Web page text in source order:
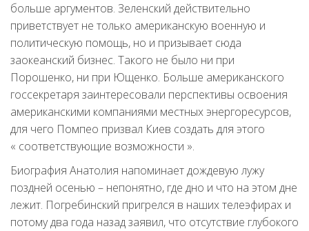
больше аргументов. Зеленский действительно
приветствует не только американскую военную и
политическую помощь, но и призывает сюда
заокеанский бизнес. Такого не было ни при
Порошенко, ни при Ющенко. Больше американского
госсекретаря заинтересовали перспективы освоения
американскими компаниями местных энергоресурсов,
для чего Помпео призвал Киев создать для этого
« соответствующие возможности ».
Биография Анатолия напоминает дождевую лужу
поздней осенью – непонятно, где дно и что на этом дне
лежит. Погребинский пригрелся в наших телеэфирах и
потому два года назад заявил, что отсутствие глубокого